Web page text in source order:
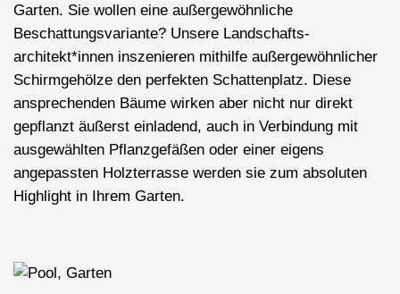
Garten. Sie wollen eine außergewöhnliche
Beschattungsvariante? Unsere Landschafts­
architekt*innen inszenieren mithilfe außer­gewöhnlicher
Schirmgehölze den perfekten Schattenplatz. Diese
ansprechenden Bäume wirken aber nicht nur direkt
gepflanzt äußerst einladend, auch in Verbindung mit
ausgewählten Pflanzgefäßen oder einer eigens
angepassten Holzterrasse werden sie zum absoluten
Highlight in Ihrem Garten.